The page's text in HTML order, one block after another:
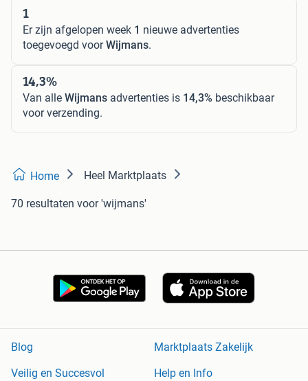
1
Er zijn afgelopen week 1 nieuwe advertenties
toegevoegd voorWijmans.
14,3%
Van alle Wijmans advertenties is 14,3% beschikbaar
voor verzending.
Home Heel Marktplaats
70 resultaten voor 'wijmans'
Blog
Marktplaats Zakelijk
Veilig en Succesvol
Help en Info